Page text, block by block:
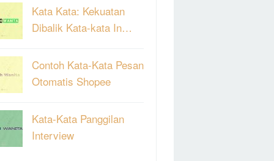
Kata Kata: Kekuatan
Dibalik Kata-kata In…
Contoh Kata-Kata Pesan
Otomatis Shopee
Kata-Kata Panggilan
Interview